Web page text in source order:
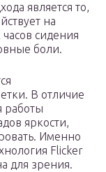
является то,
на
сидения
боли.
В отличие
работы
яркости,
Именно
Flicker
для зрения.